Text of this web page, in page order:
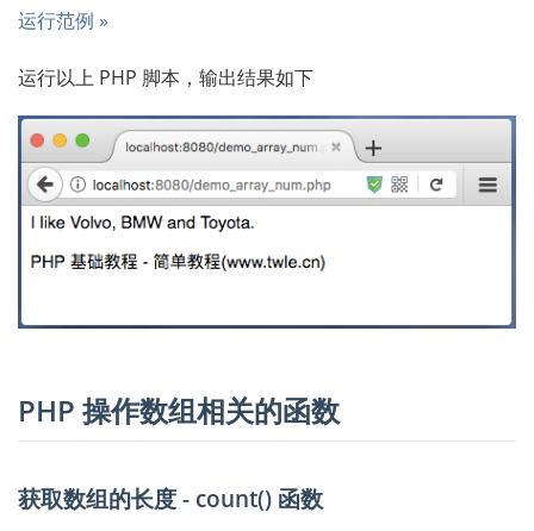
运行范例 »
运行以上 PHP 脚本，输出结果如下
PHP 操作数组相关的函数
获取数组的长度 - count() 函数